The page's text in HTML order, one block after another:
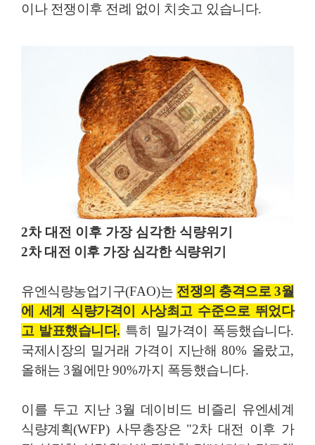
이나 전쟁이후 전례 없이 치솟고 있습니다.
2차 대전 이후 가장 심각한 식량위기
2차 대전 이후 가장 심각한 식량위기
유엔식량농업기구(FAO)는 전쟁의 충격으로3월
에 세계 식량가격이 사상최고 수준으로 뛰었다
고 발표했습니다. 특히 밀가격이 폭등했습니다.
국제시장의 밀거래 가격이 지난해 80% 올랐고,
올해는 3월에만90%까지 폭등했습니다.
이를 두고 지난 3월 데이비드 비즐리 유엔세계
식량계획(WFP) 사무총장은 "2차 대전 이후 가